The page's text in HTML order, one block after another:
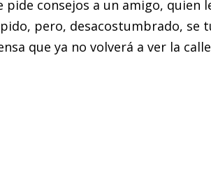
consejos a un amigo, quien
pero, desacostumbrado,
que ya no volverá a ver la